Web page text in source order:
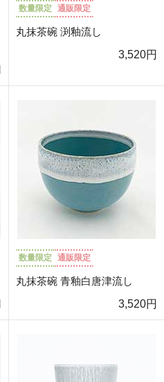
数量限定 通販限定
丸抹茶碗 渕釉流し
3,520円
数量限定 通販限定
丸抹茶碗 青釉白唐津流し
3,520円